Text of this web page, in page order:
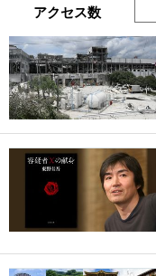
アクセス数